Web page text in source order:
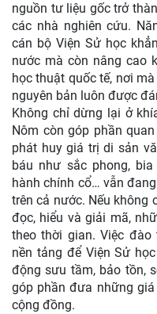
nguồn tư liệu gốc trở
các nhà nghiên cứu.
cán bộ Viện Sử học
nước mà còn nâng cao
học thuật quốc tế, nơi
nguyên bản luôn được
Không chỉ dừng lại ở
Nôm còn góp phần
phát huy giá trị di sản
báu như sắc phong,
hành chính cổ… vẫn
trên cả nước. Nếu không
đọc, hiểu và giải mã,
theo thời gian. Việc
nền tảng để Viện Sử
động sưu tầm, bảo tồn,
góp phần đưa những
cộng đồng.